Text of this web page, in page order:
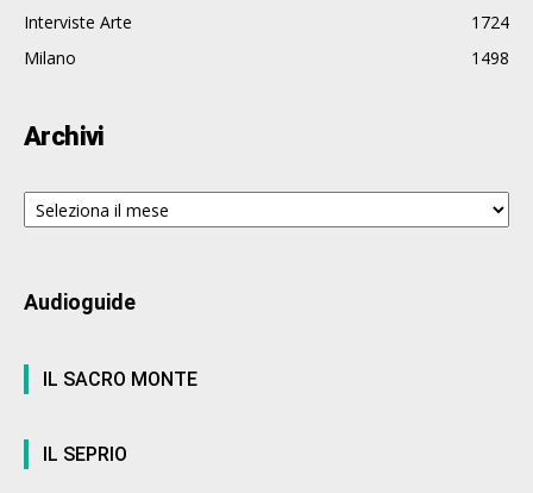
Interviste Arte
1724
Milano
1498
Archivi
Archivi
Audioguide
IL SACRO MONTE
IL SEPRIO